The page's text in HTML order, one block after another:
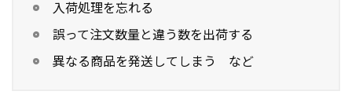
入荷処理を忘れる
誤って注文数量と違う数を出荷する
異なる商品を発送してしまう など